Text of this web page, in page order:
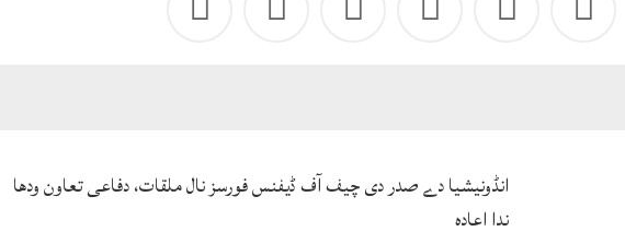
انڈونیشیا دے صدر دی چیف آف ڈیفنس فورسز نال ملقات، دفاعی تعاون ودھا
ندا اعادہ